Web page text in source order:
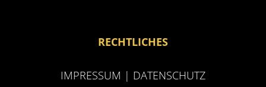
RECHTLICHES
IMPRESSUM | DATENSCHUTZ